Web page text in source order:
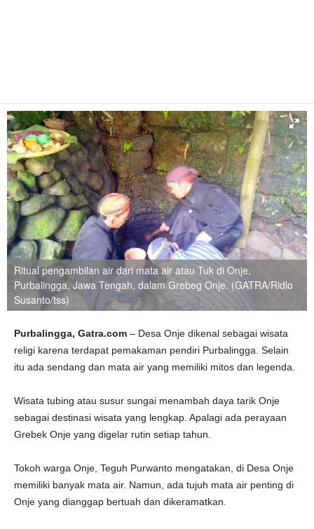
Ritual pengambilan air dari mata air atau Tuk di Onje,
Purbalingga, Jawa Tengah, dalam Grebeg Onje. (GATRA/Ridlo
Susanto/tss)
Purbalingga, Gatra.com – Desa Onje dikenal sebagai wisata
religi karena terdapat pemakaman pendiri Purbalingga. Selain
itu ada sendang dan mata air yang memiliki mitos dan legenda.
Wisata tubing atau susur sungai menambah daya tarik Onje
sebagai destinasi wisata yang lengkap. Apalagi ada perayaan
Grebek Onje yang digelar rutin setiap tahun.
Tokoh warga Onje, Teguh Purwanto mengatakan, di Desa Onje
memiliki banyak mata air. Namun, ada tujuh mata air penting di
Onje yang dianggap bertuah dan dikeramatkan.